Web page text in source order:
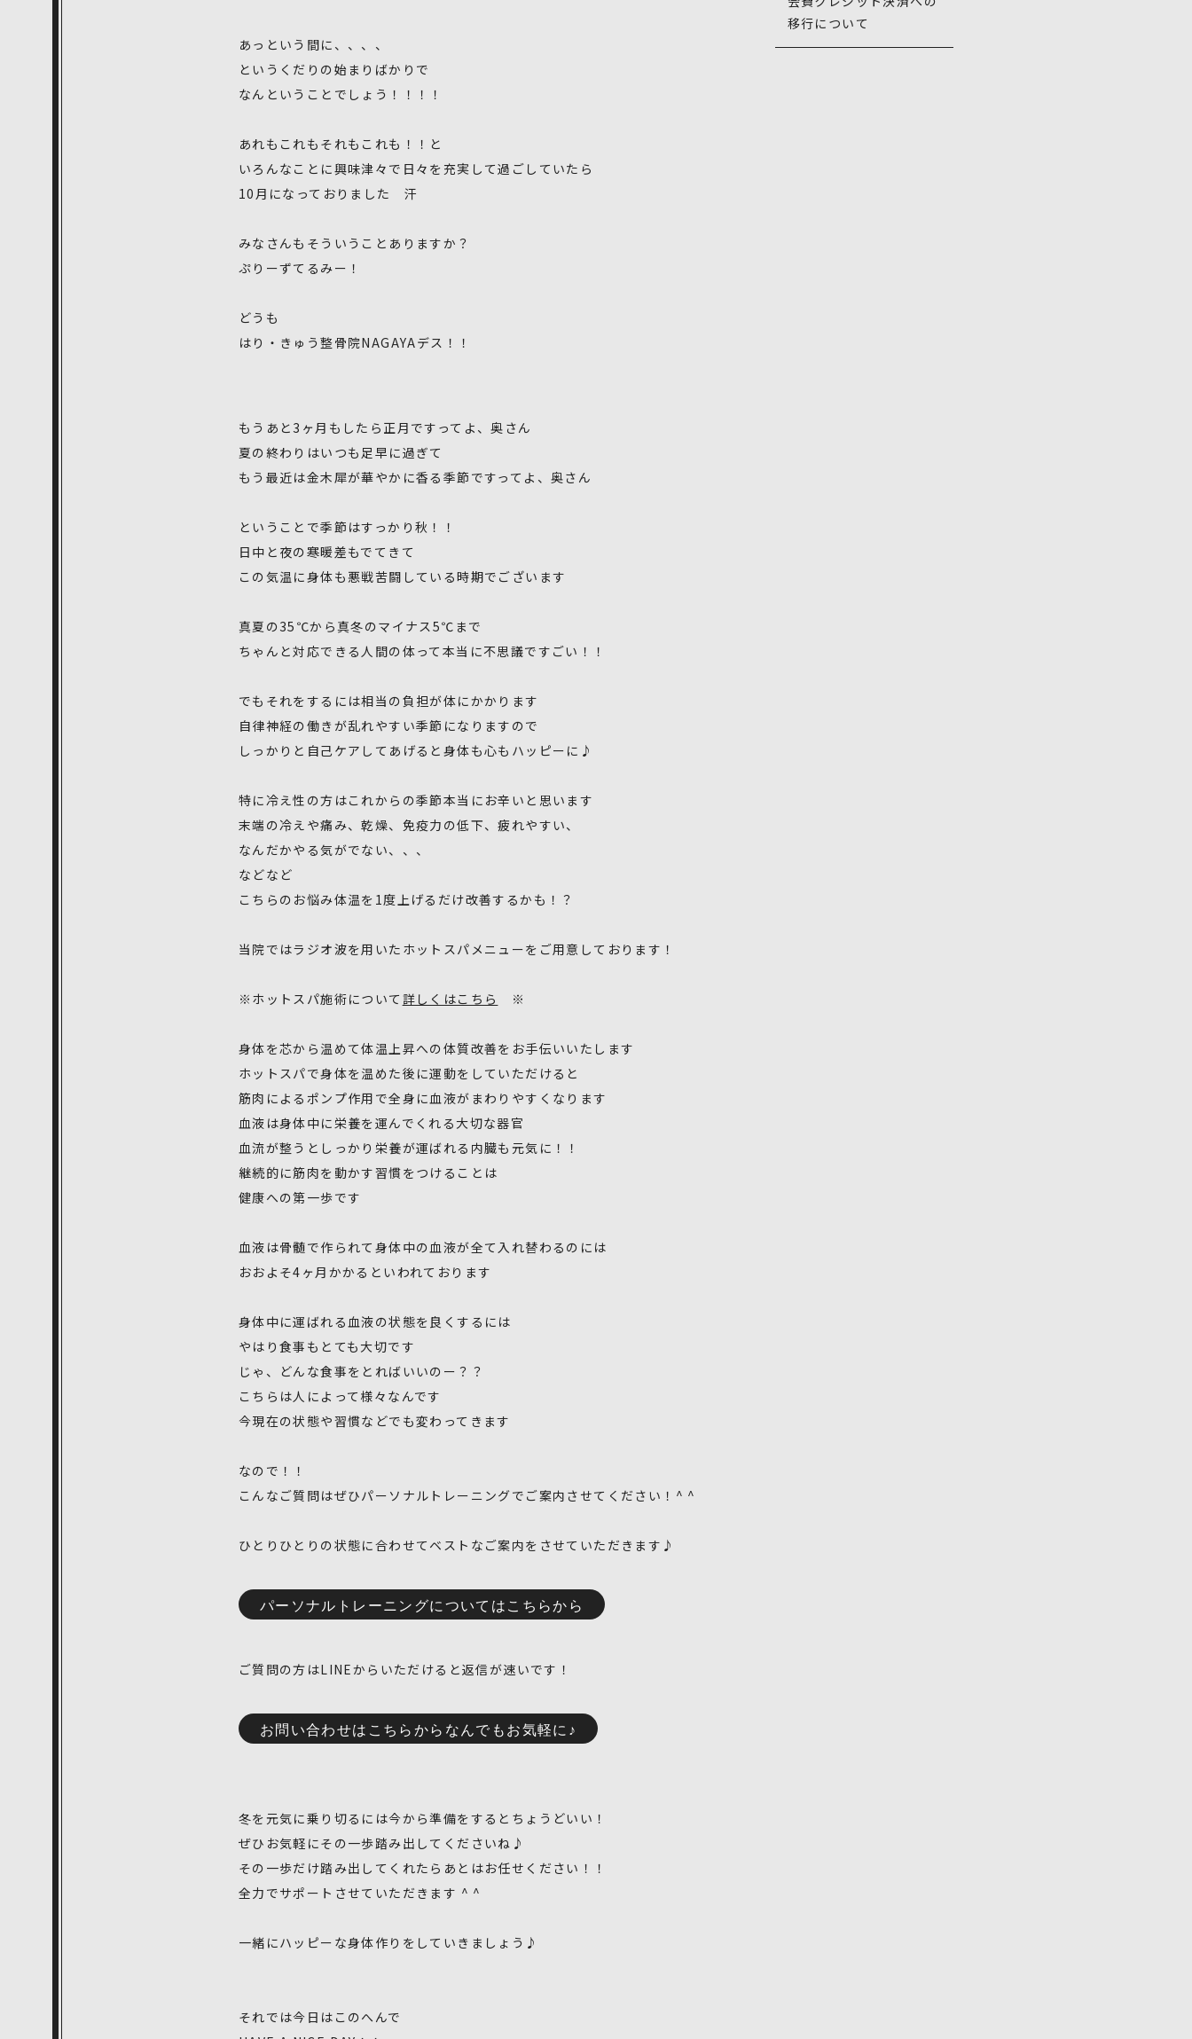
あっという間に、、、、
というくだりの始まりばかりで
なんということでしょう！！！！
あれもこれもそれもこれも！！と
いろんなことに興味津々で日々を充実して過ごしていたら
10月になっておりました 汗
みなさんもそういうことありますか？
ぷりーずてるみー！
どうも
はり・きゅう整骨院NAGAYAデス！！
もうあと3ヶ月もしたら正月ですってよ、奥さん
夏の終わりはいつも足早に過ぎて
もう最近は金木犀が華やかに香る季節ですってよ、奥さん
ということで季節はすっかり秋！！
日中と夜の寒暖差もでてきて
この気温に身体も悪戦苦闘している時期でございます
真夏の35℃から真冬のマイナス5℃まで
ちゃんと対応できる人間の体って本当に不思議ですごい！！
でもそれをするには相当の負担が体にかかります
自律神経の働きが乱れやすい季節になりますので
しっかりと自己ケアしてあげると身体も心もハッピーに♪
特に冷え性の方はこれからの季節本当にお辛いと思います
末端の冷えや痛み、乾燥、免疫力の低下、疲れやすい、
なんだかやる気がでない、、、
などなど
こちらのお悩み体温を1度上げるだけ改善するかも！？
当院ではラジオ波を用いたホットスパメニューをご用意しております！
※ホットスパ施術について 詳しくはこちら ※
身体を芯から温めて体温上昇への体質改善をお手伝いいたします
ホットスパで身体を温めた後に運動をしていただけると
筋肉によるポンプ作用で全身に血液がまわりやすくなります
血液は身体中に栄養を運んでくれる大切な器官
血流が整うとしっかり栄養が運ばれる内臓も元気に！！
継続的に筋肉を動かす習慣をつけることは
健康への第一歩です
血液は骨髄で作られて身体中の血液が全て入れ替わるのには
おおよそ4ヶ月かかるといわれております
身体中に運ばれる血液の状態を良くするには
やはり食事もとても大切です
じゃ、どんな食事をとればいいのー？？
こちらは人によって様々なんです
今現在の状態や習慣などでも変わってきます
なので！！
こんなご質問はぜひパーソナルトレーニングでご案内させてください！^ ^
ひとりひとりの状態に合わせてベストなご案内をさせていただきます♪
パーソナルトレーニングについてはこちらから
ご質問の方はLINEからいただけると返信が速いです！
お問い合わせはこちらからなんでもお気軽に♪
冬を元気に乗り切るには今から準備をするとちょうどいい！
ぜひお気軽にその一歩踏み出してくださいね♪
その一歩だけ踏み出してくれたらあとはお任せください！！
全力でサポートさせていただきます ^ ^
一緒にハッピーな身体作りをしていきましょう♪
それでは今日はこのへんで
移行について